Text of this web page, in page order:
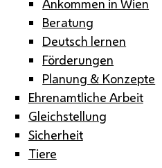
Beratung
Deutsch lernen
Förderungen
Planung & Konzepte
Ehrenamtliche Arbeit
Gleichstellung
Sicherheit
Tiere